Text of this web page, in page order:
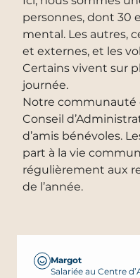
personnes, dont 30
mental. Les autres,
et externes, et les
Certains vivent sur
journée.
Notre communauté
Conseil
d’amis bénévoles.
part à la vie
régulièrement aux
de l’année.
Margot
Salariée au Centre